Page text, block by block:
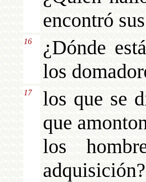
encontró
16
¿Dónde
los
17
los que se
que
los
adquisición?